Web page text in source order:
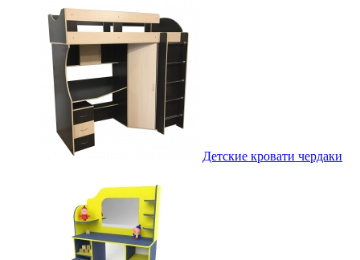
Детские кровати чердаки